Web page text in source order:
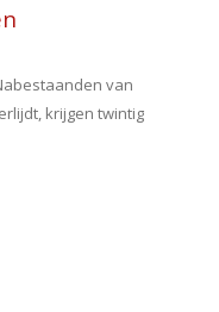
van
krijgen twintig